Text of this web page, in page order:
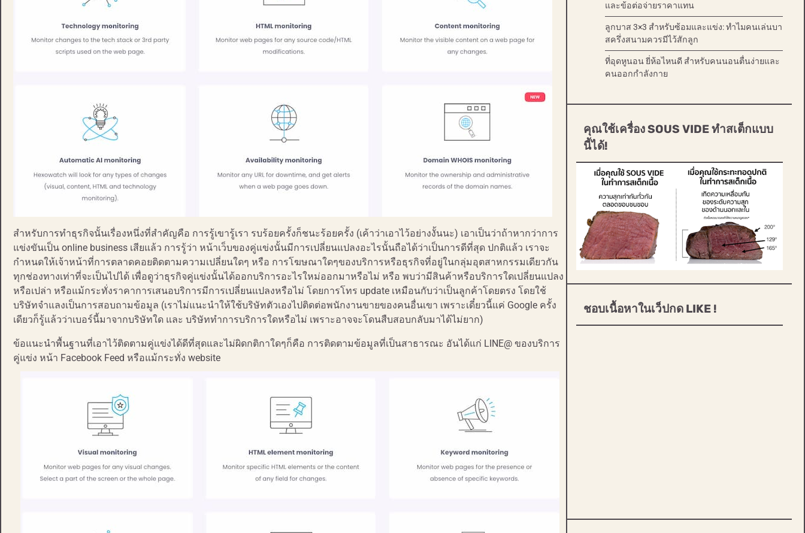
สำหรับการทำธุรกิจนั้นเรื่องหนึ่งที่สำคัญคือ การรู้เขารู้เรา รบร้อยครั้งก็ชนะร้อยครั้ง (เค้าว่าเอาไว้อย่างงั้นนะ) เอาเป็นว่าถ้าหากว่าการ
แข่งขันเป็น online business เสียแล้ว การรู้ว่า หน้าเว็บของคู่แข่งนั้นมีการเปลี่ยนแปลงอะไรนั้นถือได้ว่าเป็นการดีที่สุด ปกติแล้ว เราจะ
กำหนดให้เจ้าหน้าที่การตลาดคอยติดตามความเปลี่ยนใดๆ หรือ การโฆษณาใดๆของบริการหรือธุรกิจที่อยู่ในกลุ่มอุตสาหกรรมเดียวกัน
ทุกช่องทางเท่าที่จะเป็นไปได้ เพื่อดูว่าธุรกิจคู่แข่งนั้นได้ออกบริการอะไรใหม่ออกมาหรือไม่ หรือ พบว่ามีสินค้าหรือบริการใดเปลี่ยนแปลง
หรือเปล่า หรือแม้กระทั่งราคาการเสนอบริการมีการเปลี่ยนแปลงหรือไม่ โดยการโทร update เหมือนกับว่าเป็นลูกค้าโดยตรง โดยใช้
บริษัทจำแลงเป็นการสอบถามข้อมูล (เราไม่แนะนำให้ใช้บริษัทตัวเองไปติดต่อพนักงานขายของคนอื่นเขา เพราะเดี๋ยวนี้แค่ Google ครั้ง
เดียวก็รู้แล้วว่าเบอร์นี้มาจากบริษัทใด และ บริษัททำการบริการใดหรือไม่ เพราะอาจจะโดนสืบสอบกลับมาได้ไม่ยาก)
ข้อแนะนำพื้นฐานที่เอาไว้ติดตามคู่แข่งได้ดีที่สุดและไม่ผิดกติกาใดๆก็คือ การติดตามข้อมูลที่เป็นสาธารณะ อันได้แก่ LINE@ ของบริการ
คู่แข่ง หน้า Facebook Feed หรือแม้กระทั่ง website
และข้อต่อจ่ายราคาแทน
ลูกบาส 3×3 สำหรับซ้อมและแข่ง: ทำไมคนเล่นบา
สครึ่งสนามควรมีไว้สักลูก
ที่อุดหูนอน ยี่ห้อไหนดี สำหรับคนนอนตื่นง่ายและ
คนออกกำลังกาย
คุณใช้เครื่อง SOUS VIDE ทำสเต็กแบบ
นี้ได้!
ชอบเนื้อหาในเว็ปกด LIKE !